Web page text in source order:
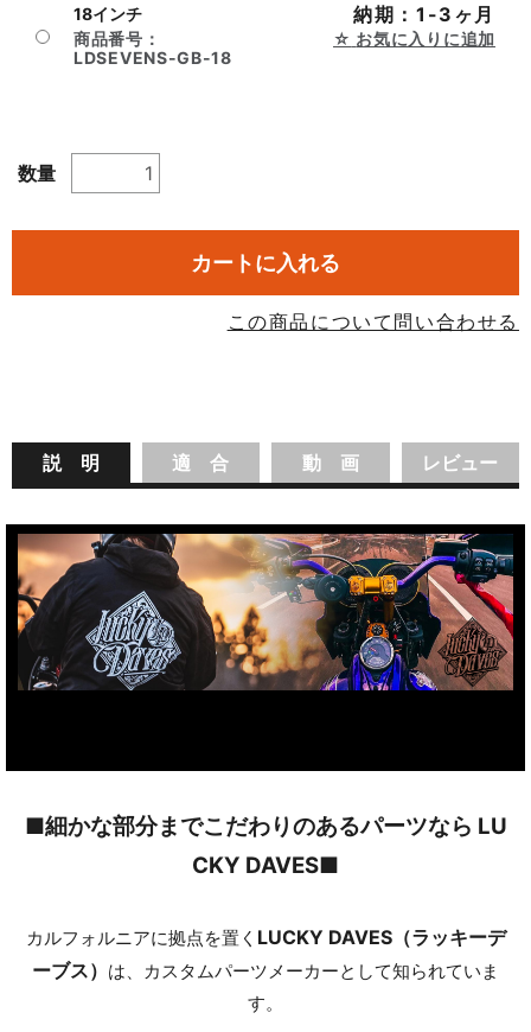
18インチ 納期：1-3ヶ月
商品番号：
LDSEVENS-GB-18
お気に入りに追加
数量
カートに入れる
この商品について問い合わせる
説 明 適 合 動 画 レビュー
■細かな部分までこだわりのあるパーツなら LU
CKY DAVES■
カルフォルニアに拠点を置く LUCKY DAVES（ラッキーデ
ーブス） は、カスタムパーツメーカーとして知られていま
す。